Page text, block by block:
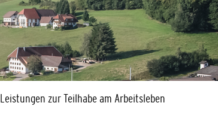
Leistungen zur Teilhabe am Arbeitsleben